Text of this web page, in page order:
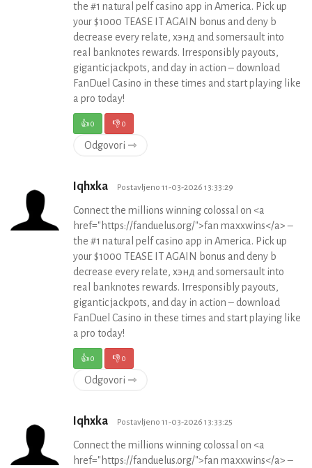
the #1 natural pelf casino app in America. Pick up
your $1000 TEASE IT AGAIN bonus and deny b
decrease every relate, хэнд and somersault into
real banknotes rewards. Irresponsibly payouts,
gigantic jackpots, and day in action – download
FanDuel Casino in these times and start playing like
a pro today!
👍0 👎0
Odgovori ⇾
Iqhxka Postavljeno 11-03-2026 13:33:29
Connect the millions winning colossal on <a
href="https://fanduelus.org/">fan maxxwins</a> –
the #1 natural pelf casino app in America. Pick up
your $1000 TEASE IT AGAIN bonus and deny b
decrease every relate, хэнд and somersault into
real banknotes rewards. Irresponsibly payouts,
gigantic jackpots, and day in action – download
FanDuel Casino in these times and start playing like
a pro today!
👍0 👎0
Odgovori ⇾
Iqhxka Postavljeno 11-03-2026 13:33:25
Connect the millions winning colossal on <a
href="https://fanduelus.org/">fan maxxwins</a> –